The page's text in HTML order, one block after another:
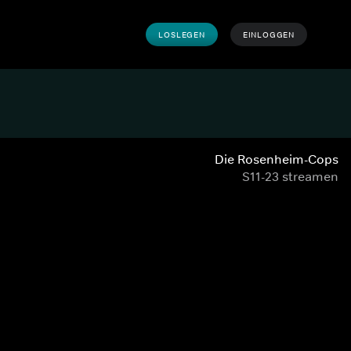
LOSLEGEN EINLOGGEN
Die Rosenheim-Cops
S11-23 streamen